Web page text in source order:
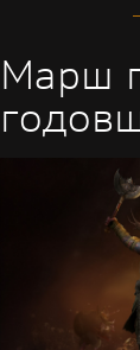
Марш